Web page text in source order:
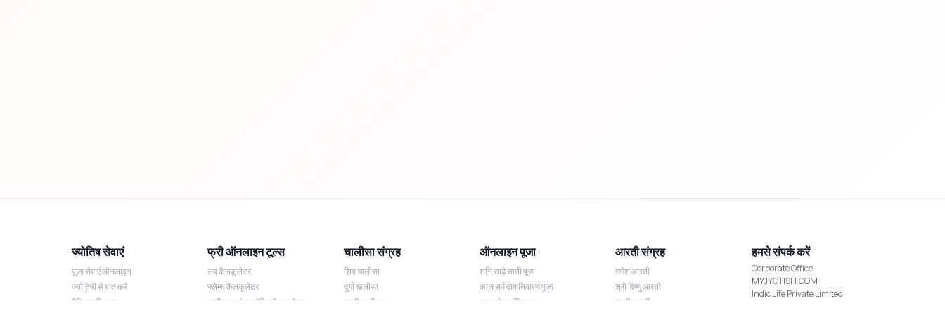
ज्योतिष सेवाएं
पूजा सेवाएं ऑनलाइन
ज्योतिषी से बात करें
दैनिक राशिफल
फ्री ऑनलाइन टूल्स
लव कैलकुलेटर
फ्लेम्स कैलकुलेटर
लकी नाम अंकज्योतिष कैलकुलेटर
चालीसा संग्रह
शिव चालीसा
दुर्गा चालीसा
लक्ष्मी चालीसा
ऑनलाइन पूजा
शनि साढ़े साती पूजा
काल सर्प दोष निवारण पूजा
नज़र दोष शांति पूजा
आरती संग्रह
गणेश आरती
श्री विष्णु आरती
लक्ष्मी आरती
हमसे संपर्क करें
Corporate Office
MYJYOTISH.COM
Indic Life Private Limited